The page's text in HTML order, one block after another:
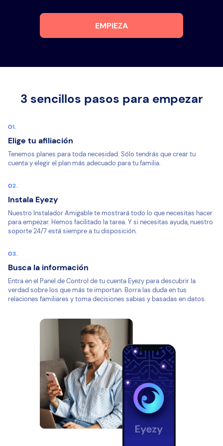
EMPIEZA
3 sencillos pasos para empezar
Elige tu afiliación
Tenemos planes para toda necesidad. Sólo tendrás que crear tu
cuenta y elegir el plan más adecuado para tu familia.
Instala Eyezy
Nuestro Instalador Amigable te mostrará todo lo que necesitas hacer
para empezar. Hemos facilitado la tarea. Y si necesitas ayuda, nuestro
soporte 24/7 está siempre a tu disposición.
Busca la información
Entra en el Panel de Control de tu cuenta Eyezy para descubrir la
verdad sobre los que más te importan. Borra las duda en tus
relaciones familiares y toma decisiones sabias y basadas en datos.